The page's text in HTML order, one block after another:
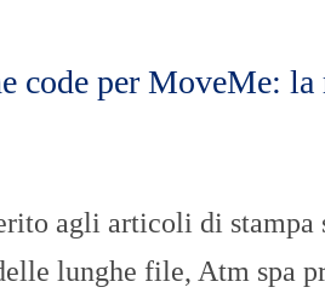
E
’
I
code per MoveMe: la
agli articoli di stampa
lunghe file, Atm spa